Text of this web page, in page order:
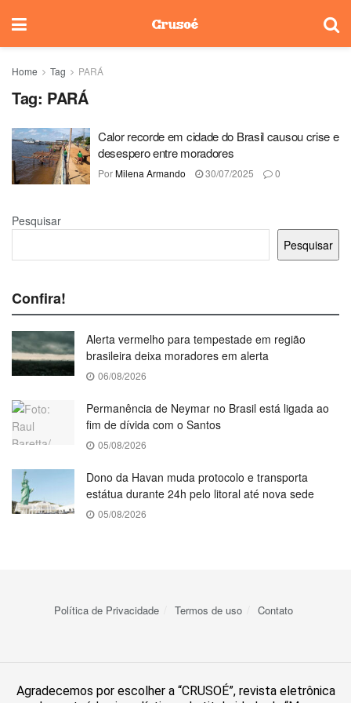
Home Tag PARÁ
Tag: PARÁ
Calor recorde em cidade do Brasil causou crise e
desespero entre moradores
PorMilena Armando 30/07/2025 0
Pesquisar
Pesquisar
Confira!
Alerta vermelho para tempestade em região
brasileira deixa moradores em alerta
06/08/2026
Permanência de Neymar no Brasil está ligada ao
fim de dívida com o Santos
05/08/2026
Dono da Havan muda protocolo e transporta
estátua durante 24h pelo litoral até nova sede
05/08/2026
Política de Privacidade Termos de uso Contato
Agradecemos por escolher a “CRUSOÉ”, revista eletrônica